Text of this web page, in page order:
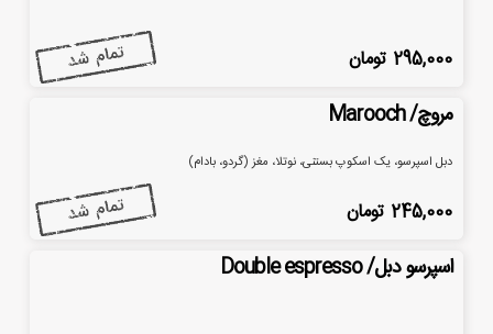
295,000 تومان
مروچ/ Marooch
دبل اسپرسو، یک اسکوپ بستنی، نوتلا، مغز (گردو، بادام)
245,000 تومان
اسپرسو دبل/ Double espresso